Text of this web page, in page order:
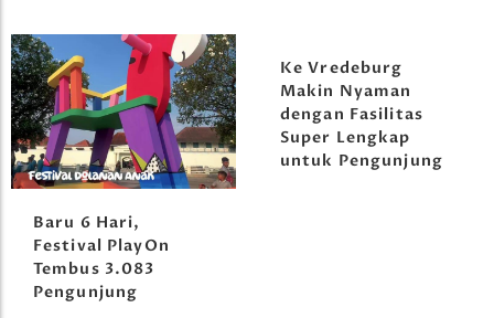
Baru 6 Hari,
Festival PlayOn
Tembus 3.083
Pengunjung
Ke Vredeburg
Makin Nyaman
dengan Fasilitas
Super Lengkap
untuk Pengunjung